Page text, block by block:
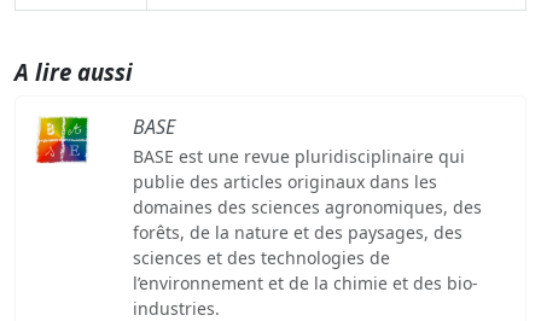
A lire aussi
BASE
BASE est une revue pluridisciplinaire qui
publie des articles originaux dans les
domaines des sciences agronomiques, des
forêts, de la nature et des paysages, des
sciences et des technologies de
l’environnement et de la chimie et des bio-
industries.